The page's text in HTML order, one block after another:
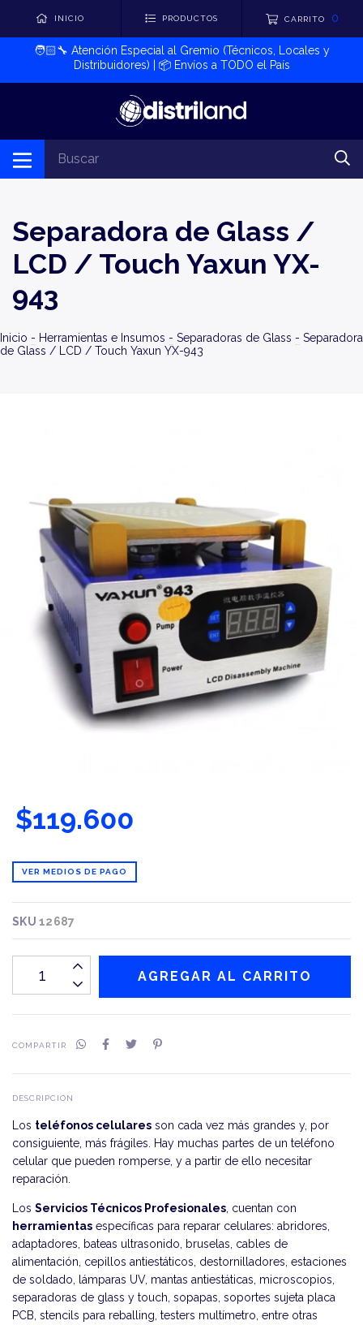
INICIO PRODUCTOS CARRITO 0
🧑🏻‍🔧​ Atención Especial al Gremio (Técnicos, Locales y
Distribuidores) | 📦​ Envíos a TODO el País
Separadora de Glass /
LCD / Touch Yaxun YX-
943
Inicio - Herramientas e Insumos - Separadoras de Glass - Separadora
de Glass / LCD / Touch Yaxun YX-943
$119.600
VER MEDIOS DE PAGO
SKU12687
COMPARTIR
DESCRIPCIÓN
Los teléfonos celulares son cada vez más grandes y, por
consiguiente, más frágiles. Hay muchas partes de un teléfono
celular que pueden romperse, y a partir de ello necesitar
reparación.
Los Servicios Técnicos Profesionales , cuentan con
herramientas específicas para reparar celulares: abridores,
adaptadores, bateas ultrasonido, bruselas, cables de
alimentación, cepillos antiestáticos, destornilladores, estaciones
de soldado, lámparas UV, mantas antiestáticas, microscopios,
separadoras de glass y touch, sopapas, soportes sujeta placa
PCB, stencils para reballing, testers multímetro, entre otras